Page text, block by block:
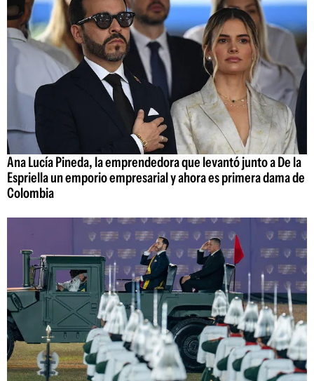
Ana Lucía Pineda, la emprendedora que levantó junto a De la
Espriella un emporio empresarial y ahora es primera dama de
Colombia